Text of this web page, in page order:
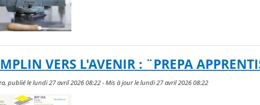
VERS L'AVENIR : ¨PREPA
publié le lundi 27 avril 2026 08:22 - Mis à jour le lundi 27 avril 2026 08:22